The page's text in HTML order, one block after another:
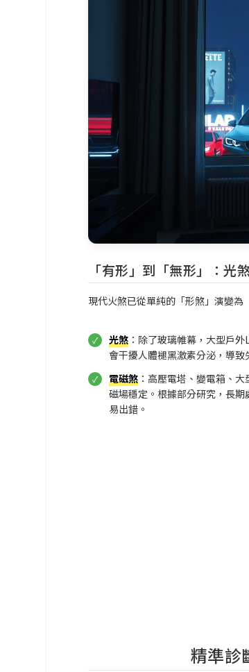
「有形」到「無形」：光
現代火煞已從單純的「形煞」演變為
光煞 ：除了玻璃帷幕，大型戶
會干擾人體褪黑激素分泌，導致
電磁煞 ：高壓電塔、變電箱、
磁場穩定。根據部分研究，長
易出錯。
精準診